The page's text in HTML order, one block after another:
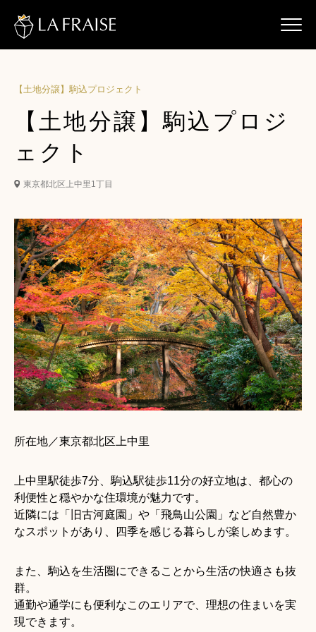
【土地分譲】駒込プロジェクト
【土地分譲】駒込プロジ
ェクト
東京都北区上中里1丁目
所在地／東京都北区上中里
上中里駅徒歩7分、駒込駅徒歩11分の好立地は、都心の
利便性と穏やかな住環境が魅力です。
近隣には「旧古河庭園」や「飛鳥山公園」など自然豊か
なスポットがあり、四季を感じる暮らしが楽しめます。
また、駒込を生活圏にできることから生活の快適さも抜
群。
通勤や通学にも便利なこのエリアで、理想の住まいを実
現できます。